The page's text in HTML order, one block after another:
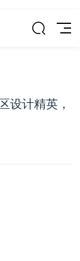
设计精英，